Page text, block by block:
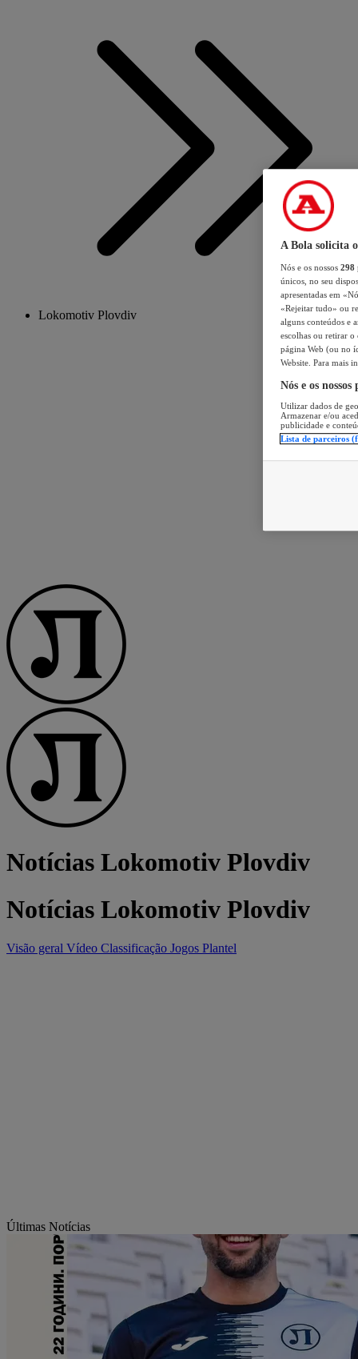
Lokomotiv Plovdiv
Notícias Lokomotiv Plovdiv
Notícias Lokomotiv Plovdiv
Visão geral Vídeo Classificação Jogos Plantel
Últimas Notícias
A Bola solicita
Nós e os nossos 298
únicos, no seu
apresentadas em
«Rejeitar tudo» ou
alguns conteúdos e
escolhas ou retirar
página Web (ou no
Website. Para mais
Nós e os
Utilizar dados de
Armazenar e/ou
publicidade e
Lista de parceiros